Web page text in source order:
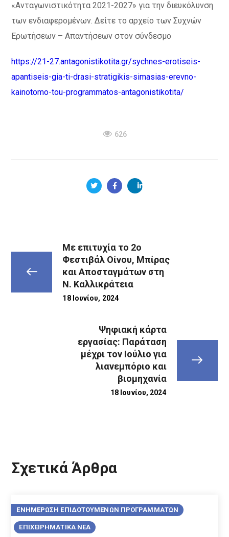
«Ανταγωνιστικότητα 2021-2027» για την διευκόλυνση
των ενδιαφερομένων. Δείτε το αρχείο των Συχνών
Ερωτήσεων – Απαντήσεων στον σύνδεσμο
https://21-27.antagonistikotita.gr/sychnes-erotiseis-
apantiseis-gia-ti-drasi-stratigikis-simasias-erevno-
kainotomo-tou-programmatos-antagonistikotita/
626
Με επιτυχία το 2ο
Φεστιβάλ Οίνου, Μπίρας
και Αποσταγμάτων στη
Ν. Καλλικράτεια
18 Ιουνίου, 2024
Ψηφιακή κάρτα
εργασίας: Παράταση
μέχρι τον Ιούλιο για
λιανεμπόριο και
βιομηχανία
18 Ιουνίου, 2024
Σχετικά Άρθρα
ΕΝΗΜΕΡΩΣΗ ΕΠΙΔΟΤΟΥΜΕΝΩΝ ΠΡΟΓΡΑΜΜΑΤΩΝ
ΕΠΙΧΕΙΡΗΜΑΤΙΚΑ ΝΕΑ